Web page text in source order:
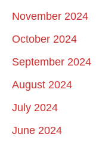
November 2024
October 2024
September 2024
August 2024
July 2024
June 2024